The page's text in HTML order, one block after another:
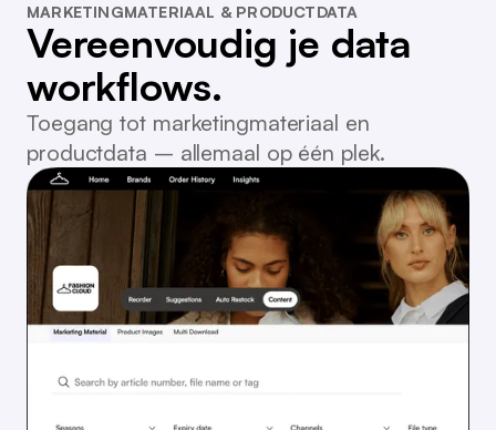
MARKETINGMATERIAAL & PRODUCTDATA
Vereenvoudig je data
workflows.
Toegang tot marketingmateriaal en
productdata – allemaal op één plek.